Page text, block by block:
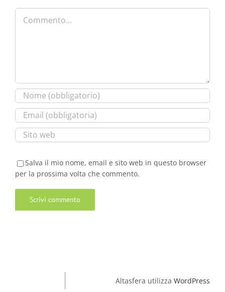
Commento
Salva il mio nome, email e sito web in questo browser
per la prossima volta che commento.
Altasfera utilizza WordPress